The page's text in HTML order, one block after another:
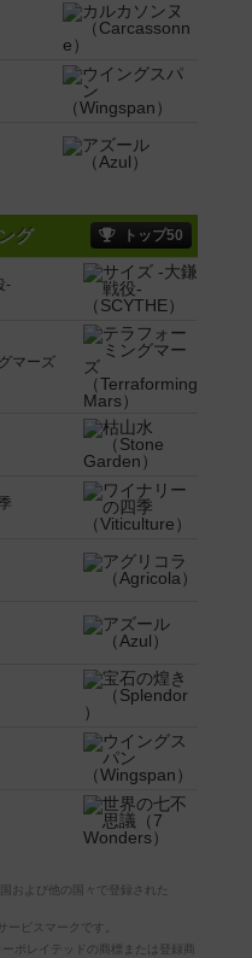
グ トップ50
-
マーズ
および他の国々で登録された
ビスマークです。
ポレイテッドの商標または登録商